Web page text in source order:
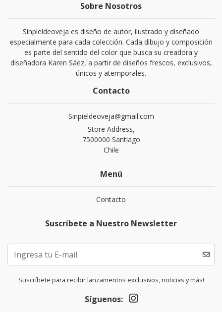
Sobre Nosotros
Sinpieldeoveja es diseño de autor, ilustrado y diseñado
especialmente para cada colección. Cada dibujo y composición
es parte del sentido del color que busca su creadora y
diseñadora Karen Sáez, a partir de diseños frescos, exclusivos,
únicos y atemporales.
Contacto
Sinpieldeoveja@gmail.com
Store Address,
7500000 Santiago
Chile
Menú
Contacto
Suscríbete a Nuestro Newsletter
Suscríbete para recibir lanzamentos exclusivos, noticias y más!
Síguenos: